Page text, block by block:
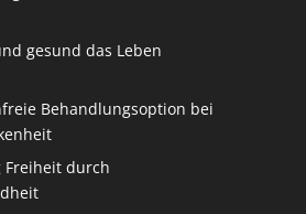
gesund das Leben
Behandlungsoption bei
durch